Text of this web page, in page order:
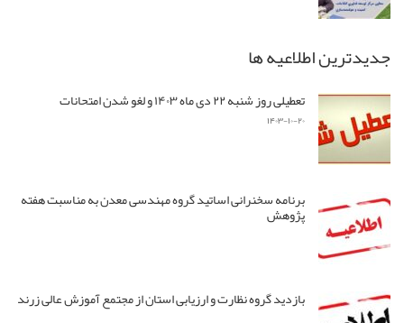
جدیدترین اطلاعیه ها
تعطیلی روز شنبه ۲۲ دی ماه ۱۴۰۳ و لغو شدن امتحانات
۱۴۰۳-۱۰-۲۰
برنامه سخنرانی اساتید گروه مهندسی معدن به مناسبت هفته
پژوهش
بازدید گروه نظارت و ارزیابی استان از مجتمع آموزش عالی زرند